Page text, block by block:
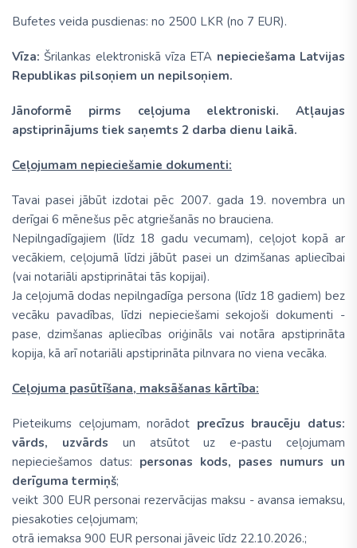
Bufetes veida pusdienas: no 2500 LKR (no 7 EUR).
Vīza: Šrilankas elektroniskā vīza ETA nepieciešama Latvijas
Republikas pilsoņiem un nepilsoņiem.
Jānoformē pirms ceļojuma elektroniski. Atļaujas
apstiprinājums tiek saņemts 2 darba dienu laikā.
Ceļojumam nepieciešamie dokumenti:
Tavai pasei jābūt izdotai pēc 2007. gada 19. novembra un
derīgai 6 mēnešus pēc atgriešanās no brauciena.
Nepilngadīgajiem (līdz 18 gadu vecumam), ceļojot kopā ar
vecākiem, ceļojumā līdzi jābūt pasei un dzimšanas apliecībai
(vai notariāli apstiprinātai tās kopijai).
Ja ceļojumā dodas nepilngadīga persona (līdz 18 gadiem) bez
vecāku pavadības, līdzi nepieciešami sekojoši dokumenti -
pase, dzimšanas apliecības oriģināls vai notāra apstiprināta
kopija, kā arī notariāli apstiprināta pilnvara no viena vecāka.
Ceļojuma pasūtīšana, maksāšanas kārtība:
Pieteikums ceļojumam, norādot precīzus braucēju datus:
vārds, uzvārds
un atsūtot uz e-pastu ceļojumam
nepieciešamos datus: personas kods, pases numurs un
derīguma termiņš;
veikt 300 EUR personai rezervācijas maksu - avansa iemaksu,
piesakoties ceļojumam;
otrā iemaksa 900 EUR personai jāveic līdz 22.10.2026.;